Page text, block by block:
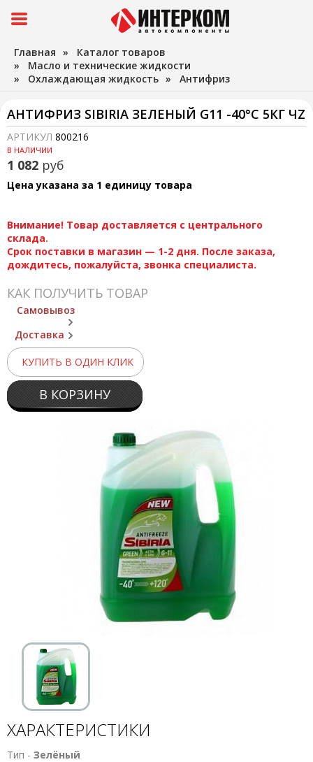
Главная » Каталог товаров
» Масло и технические жидкости
» Охлаждающая жидкость » Антифриз
АНТИФРИЗ SIBIRIA ЗЕЛЕНЫЙ G11 -40°С 5КГ ЧZ
АРТИКУЛ 800216
В НАЛИЧИИ
1 082 руб
Цена указана за 1 единицу товара
Внимание! Товар доставляется с центрального
склада.
Срок поставки в магазин — 1-2 дня. После заказа,
дождитесь, пожалуйста, звонка специалиста.
КАК ПОЛУЧИТЬ ТОВАР
Самовывоз
Доставка
КУПИТЬ В ОДИН КЛИК
В КОРЗИНУ
ХАРАКТЕРИСТИКИ
Тип - Зелёный